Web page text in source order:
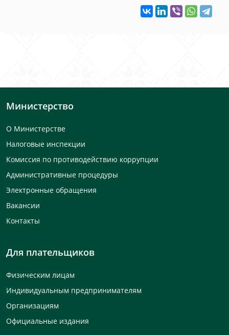
Министерство
О Министерстве
Налоговые инспекции
Комиссия по противодействию коррупции
Административные процедуры
Электронные обращения
Вакансии
Контакты
Для плательщиков
Физическим лицам
Индивидуальным предпринимателям
Организациям
Официальные издания